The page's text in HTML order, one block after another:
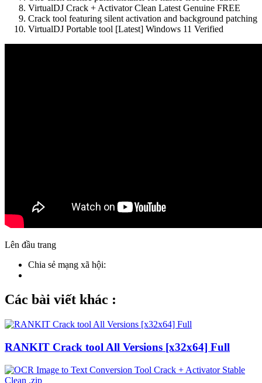
VirtualDJ Crack + Activator Clean Latest Genuine FREE
Crack tool featuring silent activation and background patching
VirtualDJ Portable tool [Latest] Windows 11 Verified
Lên đầu trang
Chia sẻ mạng xã hội:
Các bài viết khác :
RANKIT Crack tool All Versions [x32x64] Full